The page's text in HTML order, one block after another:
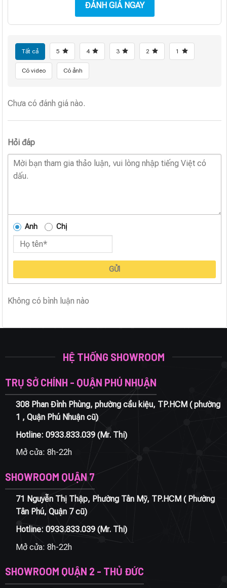
ĐÁNH GIÁ NGAY
Tất cả 5 4 3 2 1
Có video Có ảnh
Chưa có đánh giá nào.
Hỏi đáp
Anh Chị
GỬI
Không có bình luận nào
HỆ THỐNG SHOWROOM
TRỤ SỞ CHÍNH - QUẬN PHÚ NHUẬN
308 Phan Đình Phùng, phường cầu kiệu, TP.HCM ( phường
1 , Quận Phú Nhuận cũ)
Hotline: 0933.833.039(Mr. Thi)
Mở cửa: 8h-22h
SHOWROOM QUẬN 7
71 Nguyễn Thị Thập, Phường Tân Mỹ, TP.HCM ( Phường
Tân Phú, Quận 7 cũ)
Hotline: 0933.833.039(Mr. Thi)
Mở cửa: 8h-22h
SHOWROOM QUẬN 2 - THỦ ĐỨC